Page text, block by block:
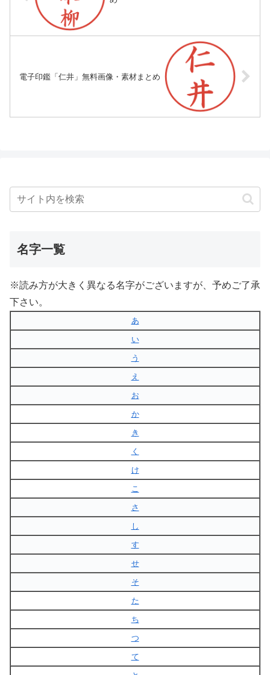
電子印鑑「仁井」無料画像・素材まとめ
名字一覧
※読み方が大きく異なる名字がございますが、予めご了承
下さい。
あ
い
う
え
お
か
き
く
け
こ
さ
し
す
せ
そ
た
ち
つ
て